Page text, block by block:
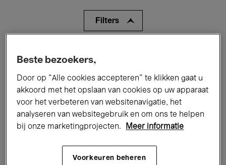
Filters
Tentoonstellingen Films
Performances Lezingen & Debatten
Jazz Klassieke Muziek Global Music
Elektronische Muziek
Beste bezoekers,
Door op “Alle cookies accepteren” te klikken gaat u
akkoord met het opslaan van cookies op uw apparaat
voor het verbeteren van websitenavigatie, het
analyseren van websitegebruik en om ons te helpen
bij onze marketingprojecten.
Meer informatie
Voorkeuren beheren